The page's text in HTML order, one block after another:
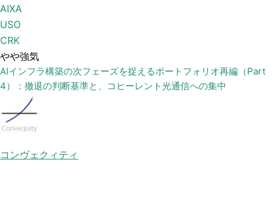
AIXA
USO
CRK
やや強気
AIインフラ構築の次フェーズを捉えるポートフォリオ再編（Part
4）：撤退の判断基準と、コヒーレント光通信への集中
コンヴェクィティ